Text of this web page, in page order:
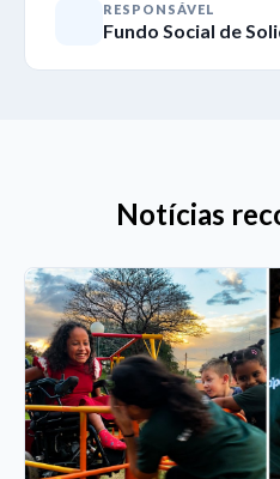
RESPONSÁVEL
Fundo Social de
Notícias